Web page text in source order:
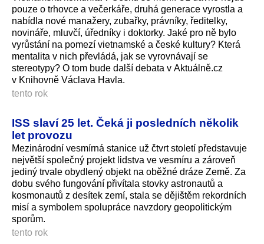
pouze o trhovce a večerkáře, druhá generace vyrostla a
nabídla nové manažery, zubařky, právníky, ředitelky,
novináře, mluvčí, úředníky i doktorky. Jaké pro ně bylo
vyrůstání na pomezí vietnamské a české kultury? Která
mentalita v nich převládá, jak se vyrovnávají se
stereotypy? O tom bude další debata v Aktuálně.cz
v Knihovně Václava Havla.
tento rok
ISS slaví 25 let. Čeká ji posledních několik
let provozu
Mezinárodní vesmírná stanice už čtvrt století představuje
největší společný projekt lidstva ve vesmíru a zároveň
jediný trvale obydlený objekt na oběžné dráze Země. Za
dobu svého fungování přivítala stovky astronautů a
kosmonautů z desítek zemí, stala se dějištěm rekordních
misí a symbolem spolupráce navzdory geopolitickým
sporům.
tento rok